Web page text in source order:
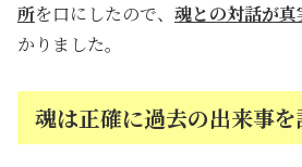
所を口にしたので、 魂との対話が
かりました。
魂は正確に過去の出来事を